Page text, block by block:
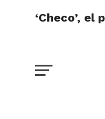
‘Checo’,